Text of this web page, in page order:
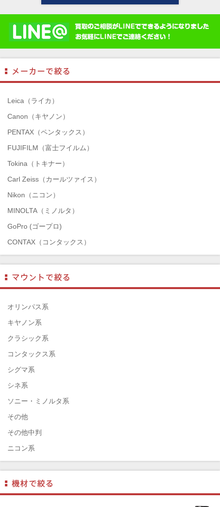
Leica（ライカ）
Canon（キヤノン）
PENTAX（ペンタックス）
FUJIFILM（富士フイルム）
Tokina（トキナー）
Carl Zeiss（カールツァイス）
Nikon（ニコン）
MINOLTA（ミノルタ）
GoPro (ゴープロ)
CONTAX（コンタックス）
Mamiya（マミヤ）
TAMRON（タムロン）
SIGMA（シグマ）
HASSELBLAD（ハッセルブラッド）
EPSON（エプソン）
ENNA München（エナ）
ELEFOTO（エレフォト）
ELECOM（エレコム）
￼EIZO（エイゾ）
edelkrone（エーデンクローン）
Garmin（ガーミン）
Dust-Off（ダストオフ）
DreamMaker（ドリームメーカー）
DIGITALKING（デジタルキング）
オリンパス系
キヤノン系
クラシック系
コンタックス系
シグマ系
シネ系
ソニー・ミノルタ系
その他
その他中判
ニコン系
フジフィルム系
ペンタックス系